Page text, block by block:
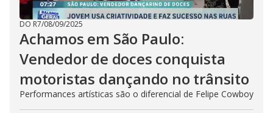
DO R7/08/09/2025
Achamos em São Paulo:
Vendedor de doces conquista
motoristas dançando no trânsito
Performances artísticas são o diferencial de Felipe Cowboy